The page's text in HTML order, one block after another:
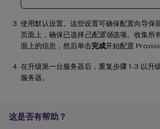
使用默认设置。这些设置可确保配置向导保
页面上，确保已选择已配置场选项。收集所
面上的信息，然后单击完成开始配置
在升级第一台服务器后，重复步骤 1-3 以
服务器。
这是否有帮助？